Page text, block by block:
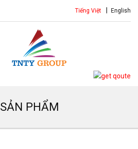
Tiếng Việt English
SẢN PHẨM